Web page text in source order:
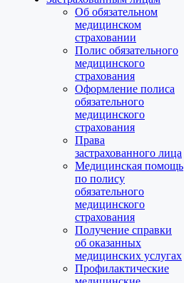
Об обязательном
медицинском
страховании
Полис обязательного
медицинского
страхования
Оформление полиса
обязательного
медицинского
страхования
Права
застрахованного лица
Медицинская помощь
по полису
обязательного
медицинского
страхования
Получение справки
об оказанных
медицинских услугах
Профилактические